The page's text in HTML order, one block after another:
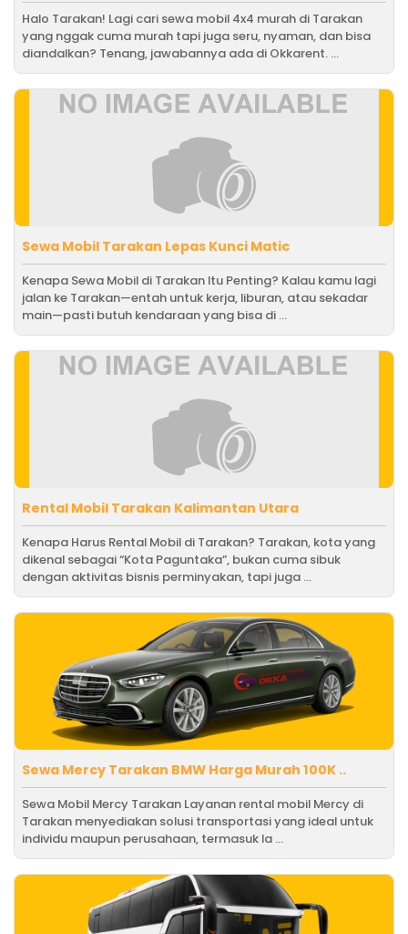
Halo Tarakan! Lagi cari sewa mobil 4x4 murah di Tarakan
yang nggak cuma murah tapi juga seru, nyaman, dan bisa
diandalkan? Tenang, jawabannya ada di Okkarent. ...
Sewa Mobil Tarakan Lepas Kunci Matic
Kenapa Sewa Mobil di Tarakan Itu Penting? Kalau kamu lagi
jalan ke Tarakan—entah untuk kerja, liburan, atau sekadar
main—pasti butuh kendaraan yang bisa di ...
Rental Mobil Tarakan Kalimantan Utara
Kenapa Harus Rental Mobil di Tarakan? Tarakan, kota yang
dikenal sebagai “Kota Paguntaka”, bukan cuma sibuk
dengan aktivitas bisnis perminyakan, tapi juga ...
Sewa Mercy Tarakan BMW Harga Murah 100K ..
Sewa Mobil Mercy Tarakan Layanan rental mobil Mercy di
Tarakan menyediakan solusi transportasi yang ideal untuk
individu maupun perusahaan, termasuk la ...